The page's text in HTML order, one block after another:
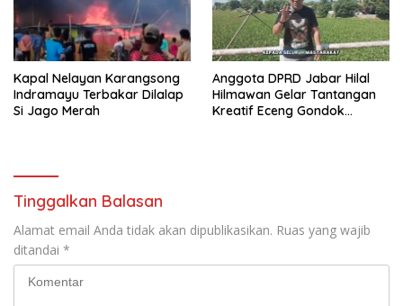
Kapal Nelayan Karangsong
Indramayu Terbakar Dilalap
Si Jago Merah
Anggota DPRD Jabar Hilal
Hilmawan Gelar Tantangan
Kreatif Eceng Gondok
Tinggalkan Balasan
Alamat email Anda tidak akan dipublikasikan. Ruas yang wajib
ditandai *